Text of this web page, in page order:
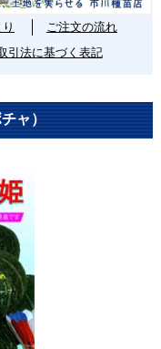
ご注文の流れ
引法に基づく表記
ャ）